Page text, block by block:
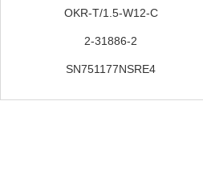
OKR-T/1.5-W12-C
2-31886-2
SN751177NSRE4